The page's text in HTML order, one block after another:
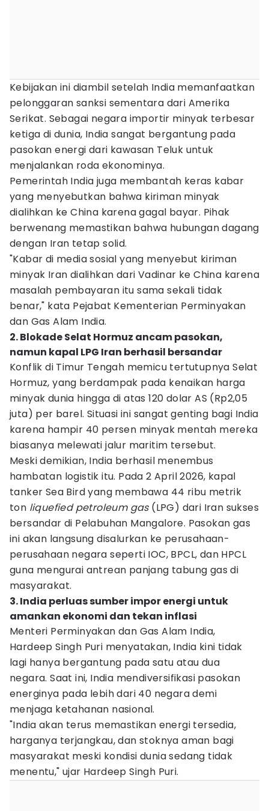
Kebijakan ini diambil setelah India memanfaatkan
pelonggaran sanksi sementara dari Amerika
Serikat. Sebagai negara importir minyak terbesar
ketiga di dunia, India sangat bergantung pada
pasokan energi dari kawasan Teluk untuk
menjalankan roda ekonominya.
Pemerintah India juga membantah keras kabar
yang menyebutkan bahwa kiriman minyak
dialihkan ke China karena gagal bayar. Pihak
berwenang memastikan bahwa hubungan dagang
dengan Iran tetap solid.
"Kabar di media sosial yang menyebut kiriman
minyak Iran dialihkan dari Vadinar ke China karena
masalah pembayaran itu sama sekali tidak
benar," kata Pejabat Kementerian Perminyakan
dan Gas Alam India.
2. Blokade Selat Hormuz ancam pasokan,
namun kapal LPG Iran berhasil bersandar
Konflik di Timur Tengah memicu tertutupnya Selat
Hormuz, yang berdampak pada kenaikan harga
minyak dunia hingga di atas 120 dolar AS (Rp2,05
juta) per barel. Situasi ini sangat genting bagi India
karena hampir 40 persen minyak mentah mereka
biasanya melewati jalur maritim tersebut.
Meski demikian, India berhasil menembus
hambatan logistik itu. Pada 2 April 2026, kapal
tanker Sea Bird yang membawa 44 ribu metrik
ton liquefied petroleum gas(LPG) dari Iran sukses
bersandar di Pelabuhan Mangalore. Pasokan gas
ini akan langsung disalurkan ke perusahaan-
perusahaan negara seperti IOC, BPCL, dan HPCL
guna mengurai antrean panjang tabung gas di
masyarakat.
3. India perluas sumber impor energi untuk
amankan ekonomi dan tekan inflasi
Menteri Perminyakan dan Gas Alam India,
Hardeep Singh Puri menyatakan, India kini tidak
lagi hanya bergantung pada satu atau dua
negara. Saat ini, India mendiversifikasi pasokan
energinya pada lebih dari 40 negara demi
menjaga ketahanan nasional.
"India akan terus memastikan energi tersedia,
harganya terjangkau, dan stoknya aman bagi
masyarakat meski kondisi dunia sedang tidak
menentu," ujar Hardeep Singh Puri.